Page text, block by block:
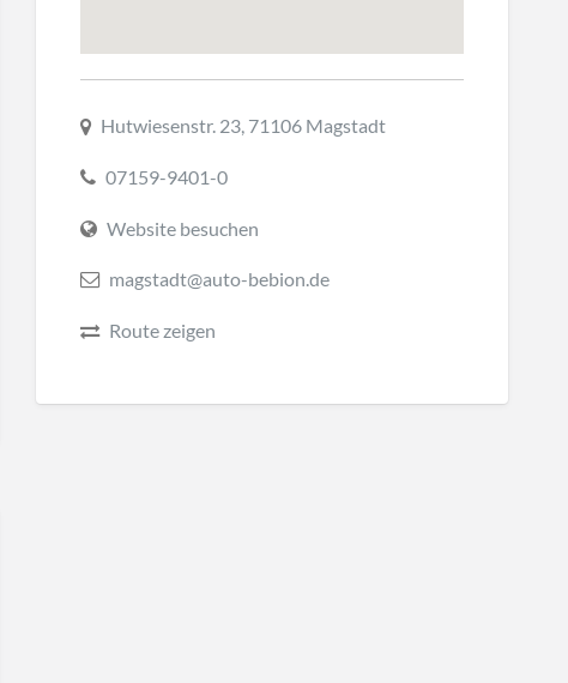
Hutwiesenstr. 23, 71106 Magstadt
07159-9401-0
Website besuchen
magstadt@auto-bebion.de
Route zeigen